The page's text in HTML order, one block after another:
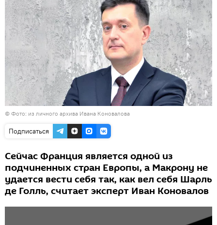
© Фото: из личного архива Ивана Коновалова
Подписаться
Сейчас Франция является одной из
подчиненных стран Европы, а Макрону не
удается вести себя так, как вел себя Шарль
де Голль, считает эксперт Иван Коновалов